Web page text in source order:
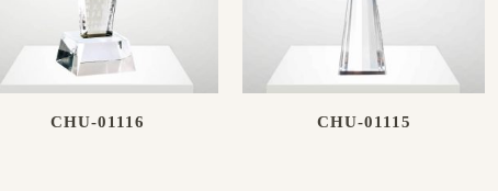
CHU-01116 CHU-01115